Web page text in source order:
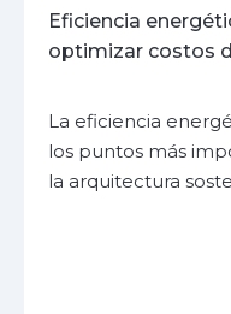
Eficiencia
optimizar costos
La eficiencia
los puntos más
la arquitectura